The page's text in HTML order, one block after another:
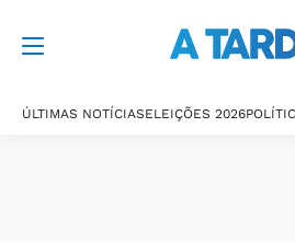
ÚLTIMAS NOTÍCIASELEIÇÕES 2026